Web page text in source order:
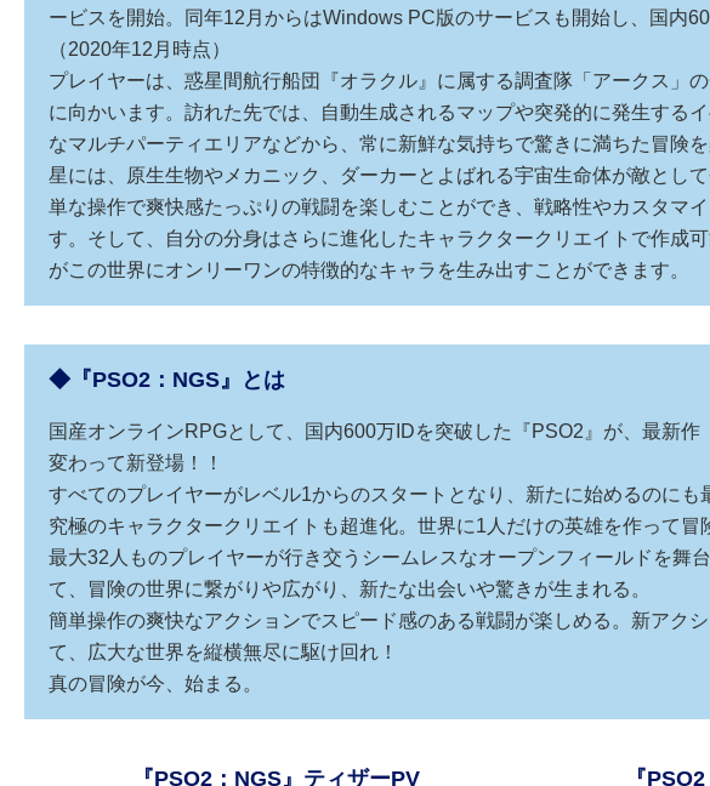
ービスを開始。同年12月からはWindows PC版のサービスも開始し、国内
（2020年12月時点）
プレイヤーは、惑星間航行船団『オラクル』に属する調査隊「アークス」
に向かいます。訪れた先では、自動生成されるマップや突発的に発生する
なマルチパーティエリアなどから、常に新鮮な気持ちで驚きに満ちた冒険
星には、原生生物やメカニック、ダーカーとよばれる宇宙生命体が敵とし
単な操作で爽快感たっぷりの戦闘を楽しむことができ、戦略性やカスタマ
す。そして、自分の分身はさらに進化したキャラクタークリエイトで作成
がこの世界にオンリーワンの特徴的なキャラを生み出すことができます。
◆『PSO2：NGS』とは
国産オンラインRPGとして、国内600万IDを突破した『PSO2』が、最新
変わって新登場！！
すべてのプレイヤーがレベル1からのスタートとなり、新たに始めるのにも
究極のキャラクタークリエイトも超進化。世界に1人だけの英雄を作って冒
最大32人ものプレイヤーが行き交うシームレスなオープンフィールドを舞
て、冒険の世界に繋がりや広がり、新たな出会いや驚きが生まれる。
簡単操作の爽快なアクションでスピード感のある戦闘が楽しめる。新アク
て、広大な世界を縦横無尽に駆け回れ！
真の冒険が今、始まる。
『PSO2：NGS』ティザーPV 『